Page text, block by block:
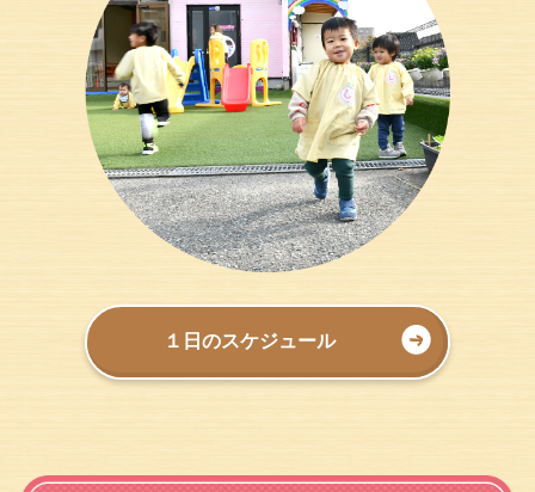
１日のスケジュール